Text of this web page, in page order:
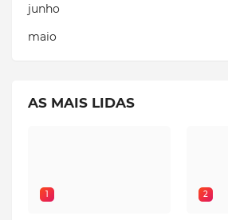
junho
maio
AS MAIS LIDAS
1 2